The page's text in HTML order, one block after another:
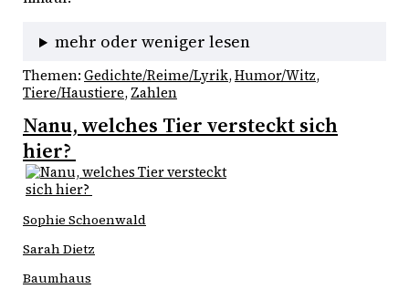
mehr oder weniger lesen
Themen: Gedichte/Reime/Lyrik, Humor/Witz
Tiere/Haustiere, Zahlen
Nanu, welches Tier versteckt sich
hier?
Sophie Schoenwald
Sarah Dietz
Baumhaus